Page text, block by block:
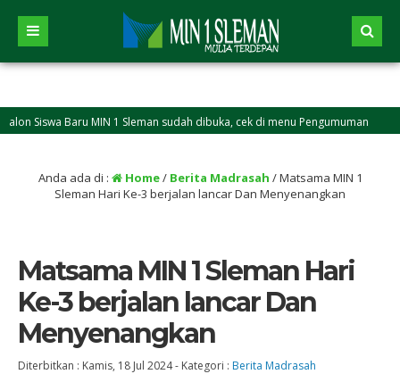
Baru MIN 1 Sleman sudah dibuka, cek di menu Pengumuman
Anda ada di : Home/ Berita Madrasah /Matsama MIN 1
Sleman Hari Ke-3 berjalan lancar Dan Menyenangkan
Matsama MIN 1 Sleman Hari
Ke-3 berjalan lancar Dan
Menyenangkan
Diterbitkan : Kamis, 18 Jul 2024- Kategori : Berita Madrasah